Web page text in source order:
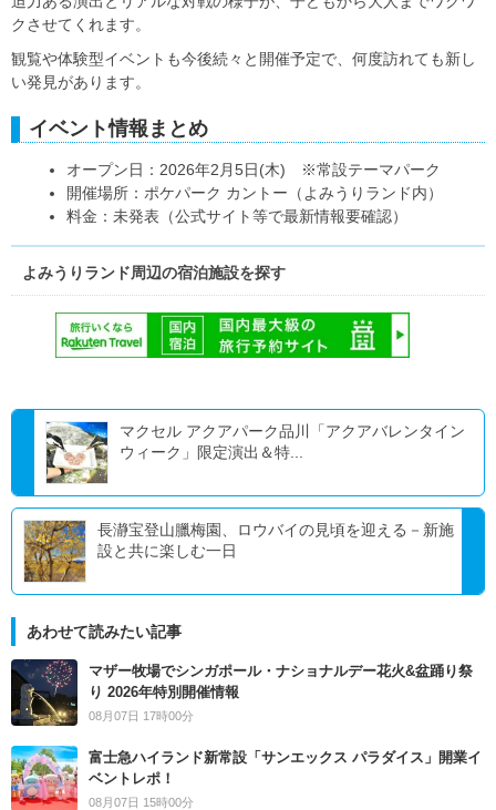
クさせてくれます。
観覧や体験型イベントも今後続々と開催予定で、何度訪れても新し
い発見があります。
イベント情報まとめ
オープン日：2026年2月5日(木) ※常設テーマパーク
開催場所：ポケパーク カントー（よみうりランド内）
料金：未発表（公式サイト等で最新情報要確認）
よみうりランド周辺の宿泊施設を探す
マクセル アクアパーク品川「アクアバレンタイン
ウィーク」限定演出＆特...
長瀞宝登山臘梅園、ロウバイの見頃を迎える－新施
設と共に楽しむ一日
あわせて読みたい記事
マザー牧場でシンガポール・ナショナルデー花火&盆踊り祭
り 2026年特別開催情報
08月07日 17時00分
富士急ハイランド新常設「サンエックス パラダイス」開業イ
ベントレポ！
08月07日 15時00分